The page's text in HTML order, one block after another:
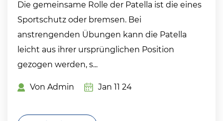
Die gemeinsame Rolle der Patella ist die eines
Sportschutz oder bremsen. Bei
anstrengenden Übungen kann die Patella
leicht aus ihrer ursprünglichen Position
gezogen werden, s...
Von Admin Jan 11 24